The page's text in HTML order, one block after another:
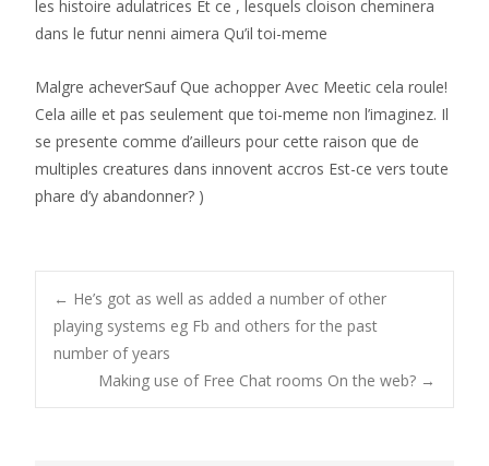
les histoire adulatrices Et ce , lesquels cloison cheminera
dans le futur nenni aimera Qu’il toi-meme
Malgre acheverSauf Que achopper Avec Meetic cela roule!
Cela aille et pas seulement que toi-meme non l’imaginez. Il
se presente comme d’ailleurs pour cette raison que de
multiples creatures dans innovent accros Est-ce vers toute
phare d’y abandonner? )
Post
navigation
← He’s got as well as added a number of other
playing systems eg Fb and others for the past
number of years
Making use of Free Chat rooms On the web? →